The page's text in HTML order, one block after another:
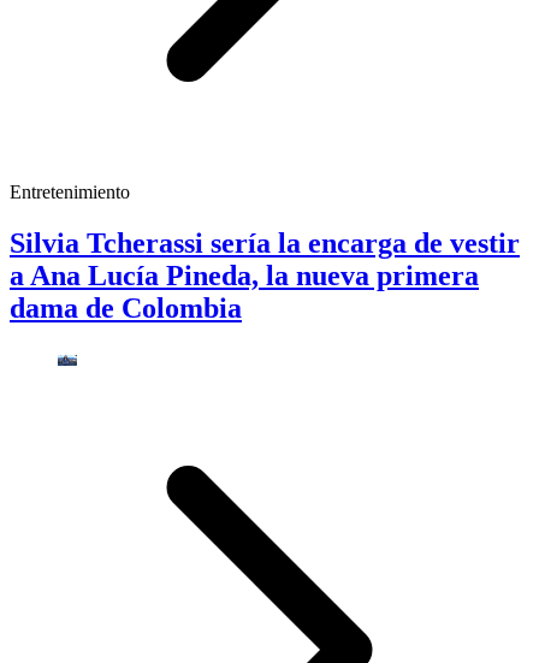
Entretenimiento
Silvia Tcherassi sería la encarga de vestir
a Ana Lucía Pineda, la nueva primera
dama de Colombia